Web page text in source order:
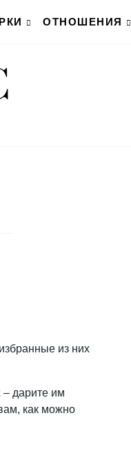
ОТНОШЕНИЯ
из них
– дарите им
как можно